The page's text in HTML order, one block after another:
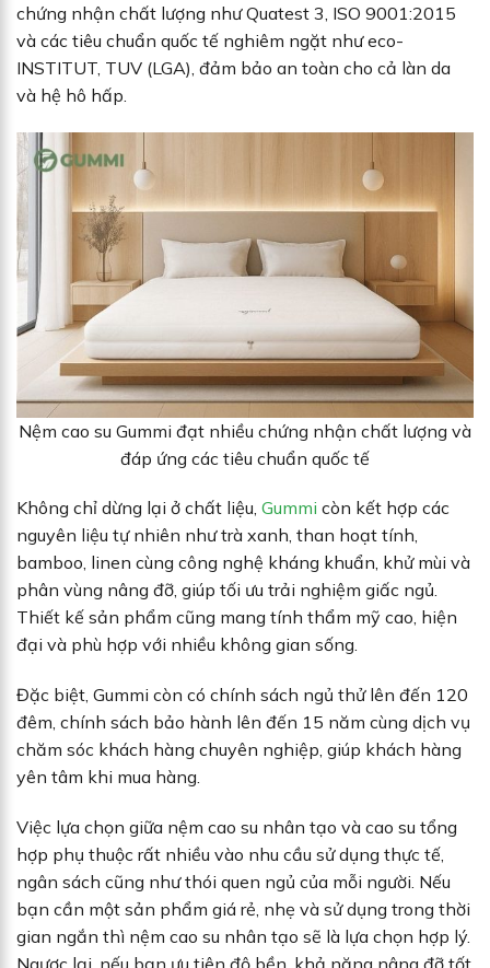
chứng nhận chất lượng như Quatest 3, ISO 9001:2015
và các tiêu chuẩn quốc tế nghiêm ngặt như eco-
INSTITUT, TUV (LGA), đảm bảo an toàn cho cả làn da
và hệ hô hấp.
Nệm cao su Gummi đạt nhiều chứng nhận chất lượng và
đáp ứng các tiêu chuẩn quốc tế
Không chỉ dừng lại ở chất liệu, Gummi còn kết hợp các
nguyên liệu tự nhiên như trà xanh, than hoạt tính,
bamboo, linen cùng công nghệ kháng khuẩn, khử mùi và
phân vùng nâng đỡ, giúp tối ưu trải nghiệm giấc ngủ.
Thiết kế sản phẩm cũng mang tính thẩm mỹ cao, hiện
đại và phù hợp với nhiều không gian sống.
Đặc biệt, Gummi còn có chính sách ngủ thử lên đến 120
đêm, chính sách bảo hành lên đến 15 năm cùng dịch vụ
chăm sóc khách hàng chuyên nghiệp, giúp khách hàng
yên tâm khi mua hàng.
Việc lựa chọn giữa nệm cao su nhân tạo và cao su tổng
hợp phụ thuộc rất nhiều vào nhu cầu sử dụng thực tế,
ngân sách cũng như thói quen ngủ của mỗi người. Nếu
bạn cần một sản phẩm giá rẻ, nhẹ và sử dụng trong thời
gian ngắn thì nệm cao su nhân tạo sẽ là lựa chọn hợp lý.
Ngược lại, nếu bạn ưu tiên độ bền, khả năng nâng đỡ tốt